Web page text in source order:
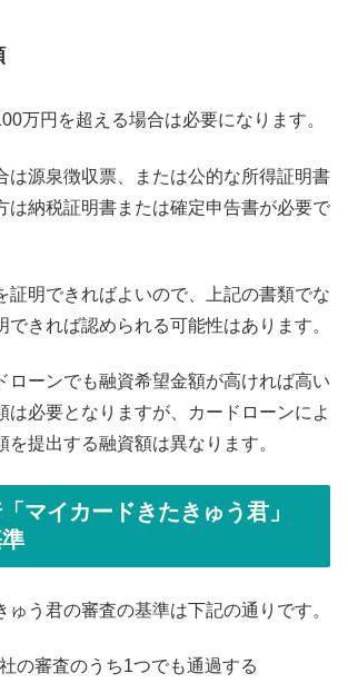
万円を超える場合は必要になります。
は源泉徴収票、または公的な所得証明書
は納税証明書または確定申告書が必要で
証明できればよいので、上記の書類でな
できれば認められる可能性はあります。
ローンでも融資希望金額が高ければ高い
は必要となりますが、カードローンによ
を提出する融資額は異なります。
マイカードきたきゅう君」
ゅう君の審査の基準は下記の通りです。
の審査のうち1つでも通過する